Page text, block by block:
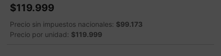
$119.999
Precio sin impuestos nacionales: $99.173
Precio por unidad: $119.999